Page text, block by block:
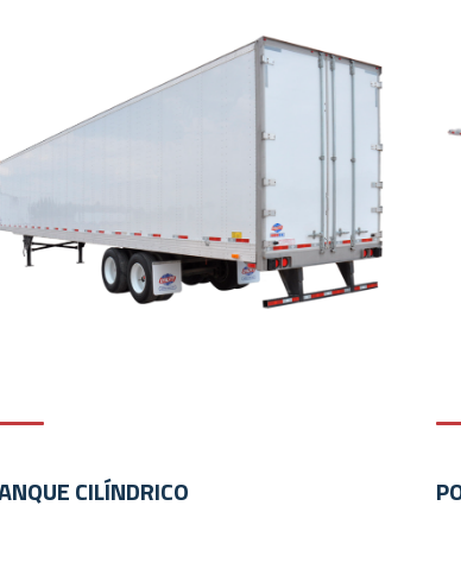
SECO
Nuestras trailers están diseñadas para ofrecer
resistencia y productividad. Son sujetas a
rigurosas pruebas para garantizar el mayor
rendimiento.
CILÍNDRICO